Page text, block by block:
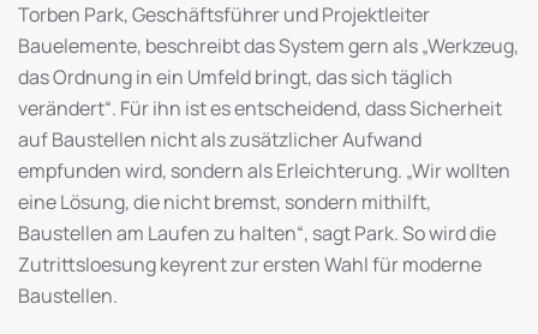
Torben Park, Geschäftsführer und Projektleiter
Bauelemente, beschreibt das System gern als „Werkzeug,
das Ordnung in ein Umfeld bringt, das sich täglich
verändert“. Für ihn ist es entscheidend, dass Sicherheit
auf Baustellen nicht als zusätzlicher Aufwand
empfunden wird, sondern als Erleichterung. „Wir wollten
eine Lösung, die nicht bremst, sondern mithilft,
Baustellen am Laufen zu halten“, sagt Park. So wird die
Zutrittsloesung keyrent zur ersten Wahl für moderne
Baustellen.